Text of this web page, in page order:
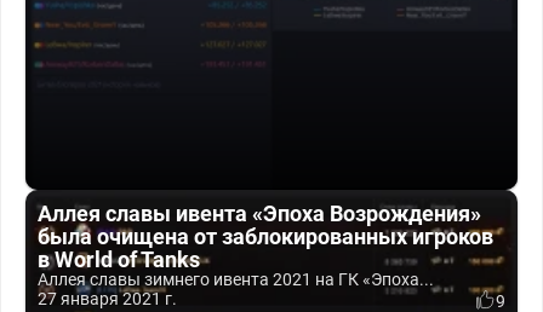
Аллея славы ивента «Эпоха Возрождения»
была очищена от заблокированных игроков
в World of Tanks
Аллея славы зимнего ивента 2021 на ГК «Эпоха...
27 января 2021 г.
9